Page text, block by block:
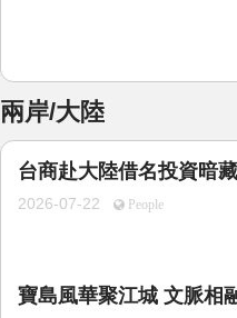
兩岸/大陸
台商赴大陸借名投資暗
2026-07-22 People
寶島風華聚江城 文脈相